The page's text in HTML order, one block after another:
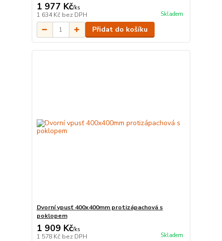
1 977 Kč/ks
1 634 Kč bez DPH Skladem
Přidat do košíku
Dvorní vpusť 400x400mm protizápachová s
poklopem
1 909 Kč/ks
1 578 Kč bez DPH Skladem